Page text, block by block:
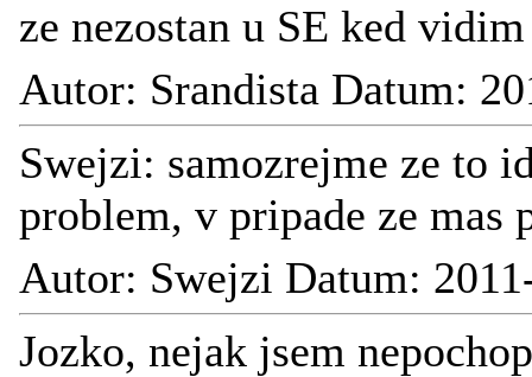
ze nezostan u SE ked
Autor: Srandista Datum:
Swejzi: samozrejme ze to
problem, v pripade ze mas
Autor: Swejzi Datum:
Jozko, nejak jsem